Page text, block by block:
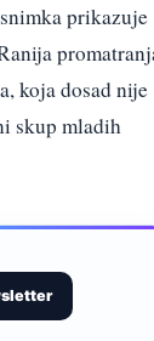
prikazuje
koja dosad nije
skup mladih